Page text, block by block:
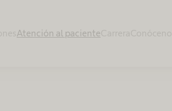
Atención al paciente